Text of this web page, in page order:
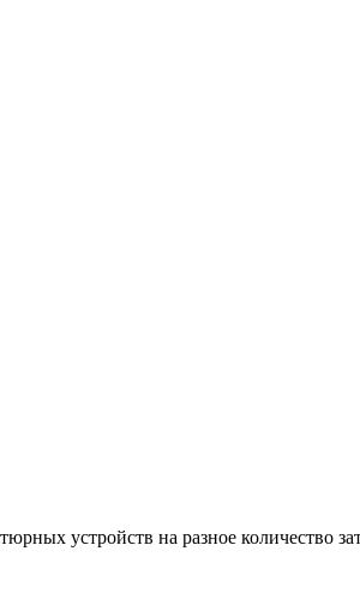
устройств на разное количество